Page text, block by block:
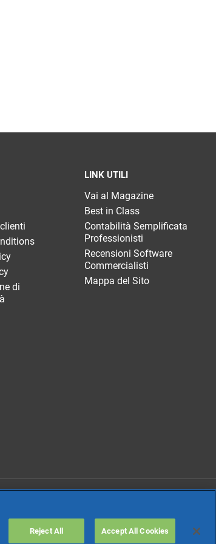
Cybersecurity
di
LINK UTILI
Vai al Magazine
Best in Class
Contabilità Semplificata
Professionisti
Recensioni Software
Commercialisti
Mappa del Sito
Reject All Accept All Cookies